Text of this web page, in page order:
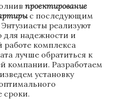
проектирование
с последующим
реализуют
для надежности и
работе комплекса
лучше обратиться к
компании. Разработаем
установку
сроки.